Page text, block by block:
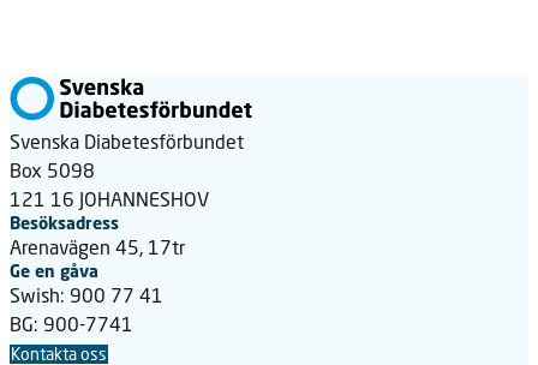
Svenska Diabetesförbundet
Box 5098
121 16 JOHANNESHOV
Besöksadress
Arenavägen 45, 17tr
Ge en gåva
Swish: 900 77 41
BG: 900-7741
Kontakta oss